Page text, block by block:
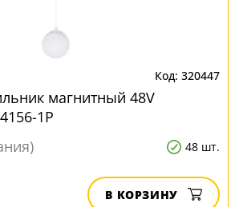
320447
магнитный 48V
1P
48 шт.
В КОРЗИНУ